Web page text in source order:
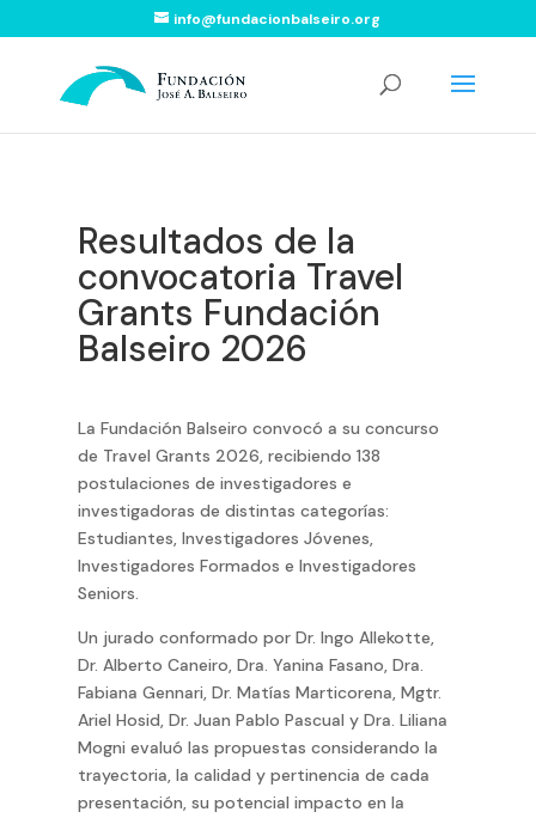
info@fundacionbalseiro.org
Resultados de la
convocatoria Travel
Grants Fundación
Balseiro 2026
La Fundación Balseiro convocó a su concurso
de Travel Grants 2026, recibiendo 138
postulaciones de investigadores e
investigadoras de distintas categorías:
Estudiantes, Investigadores Jóvenes,
Investigadores Formados e Investigadores
Seniors.
Un jurado conformado por Dr. Ingo Allekotte,
Dr. Alberto Caneiro, Dra. Yanina Fasano, Dra.
Fabiana Gennari, Dr. Matías Marticorena, Mgtr.
Ariel Hosid, Dr. Juan Pablo Pascual y Dra. Liliana
Mogni evaluó las propuestas considerando la
trayectoria, la calidad y pertinencia de cada
presentación, su potencial impacto en la